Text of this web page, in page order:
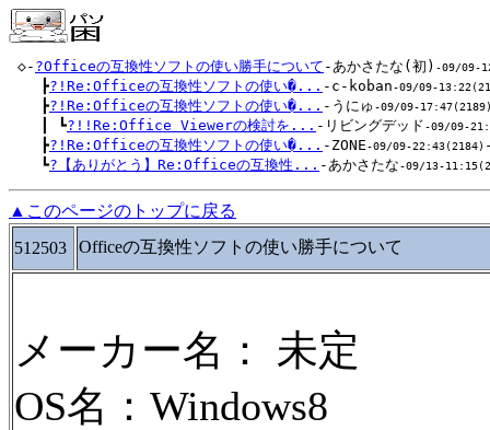
◇- ?Officeの互換性ソフトの使い勝手について -あかさたな(初) -09/09-
┣?!Re:Officeの互換性ソフトの使い�... -c-koban-09/09-
┣?!Re:Officeの互換性ソフトの使い�... -うにゅ -09/09-
┃ ┗?!!Re:Office Viewerの検討を... -リビングデッド-09/09-
┣?!Re:Officeの互換性ソフトの使い�... -ZONE-09/09-22:43(2184)
┗?【ありがとう】Re:Officeの互換性... -あかさたな-09/13-
▲このページのトップに戻る
512503
Officeの互換性ソフトの使い勝手について
メーカー名： 未定
OS名：Windows8